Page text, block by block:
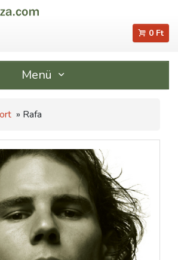
0 Ft
Menü
» Rafa